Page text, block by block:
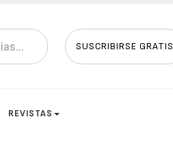
SUSCRIBIRSE GRATIS
REVISTAS